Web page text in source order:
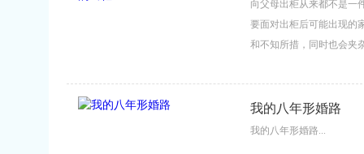
向父母出柜从来都不是一
要面对出柜后可能出现的
和不知所措，同时也会夹
易导致亲子沟通进入不良
言，出柜所带来的家庭危
我的八年形婚路
我的八年形婚路...